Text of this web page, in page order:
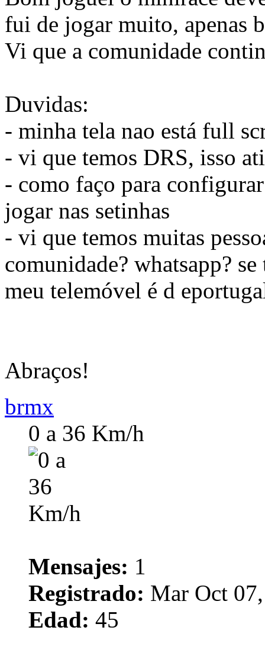
fui de jogar muito, apenas
Vi que a comunidade
Duvidas:
- minha tela nao está full
- vi que temos DRS, isso
- como faço para
jogar nas setinhas
- vi que temos muitas
comunidade? whatsapp?
meu telemóvel é d
Abraços!
brmx
0 a 36 Km/h
Mensajes: 1
Registrado: Mar Oct
Edad: 45